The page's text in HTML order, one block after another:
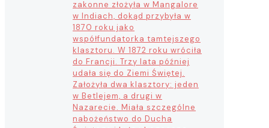
zakonne złożyła w Mangalore
w Indiach, dokąd przybyła w
1870 roku jako
współfundatorka tamtejszego
klasztoru. W 1872 roku wróciła
do Francji. Trzy lata później
udała się do Ziemi Świętej.
Założyła dwa klasztory: jeden
w Betlejem, a drugi w
Nazarecie. Miała szczególne
nabożeństwo do Ducha